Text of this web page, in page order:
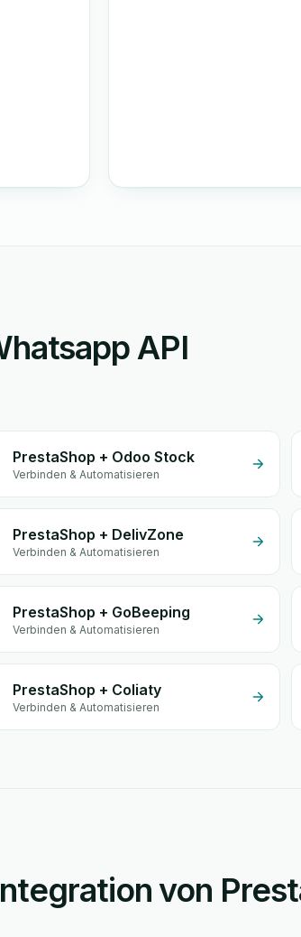
API
PrestaShop + Odoo Stock
Verbinden & Automatisieren
PrestaShop + DelivZone
Verbinden & Automatisieren
PrestaShop + GoBeeping
Verbinden & Automatisieren
PrestaShop + Coliaty
Verbinden & Automatisieren
von